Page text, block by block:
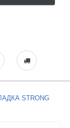
STRONG